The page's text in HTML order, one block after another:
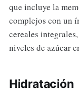
que incluye la
complejos con un
cereales
niveles de azúcar
Hidratación